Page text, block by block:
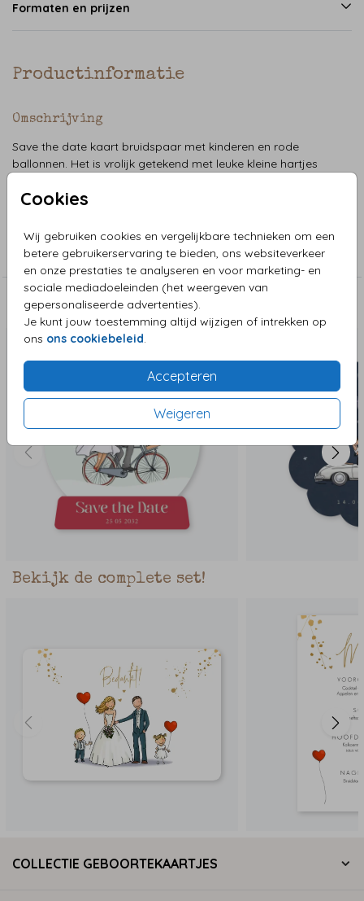
Cookies
Wij gebruiken cookies en vergelijkbare technieken om een
betere gebruikerservaring te bieden, ons websiteverkeer
en onze prestaties te analyseren en voor marketing- en
sociale mediadoeleinden (het weergeven van
gepersonaliseerde advertenties).
Je kunt jouw toestemming altijd wijzigen of intrekken op
ons ons cookiebeleid
Accepteren
Weigeren
Formaten en prijzen
Productinformatie
Omschrijving
Save the date kaart bruidspaar met kinderen en rode
ballonnen. Het is vrolijk getekend met leuke kleine hartjes
Bijzondere vorm in enkele kaart
Deze zijn ook leuk!
Bekijk de complete set!
COLLECTIE GEBOORTEKAARTJES